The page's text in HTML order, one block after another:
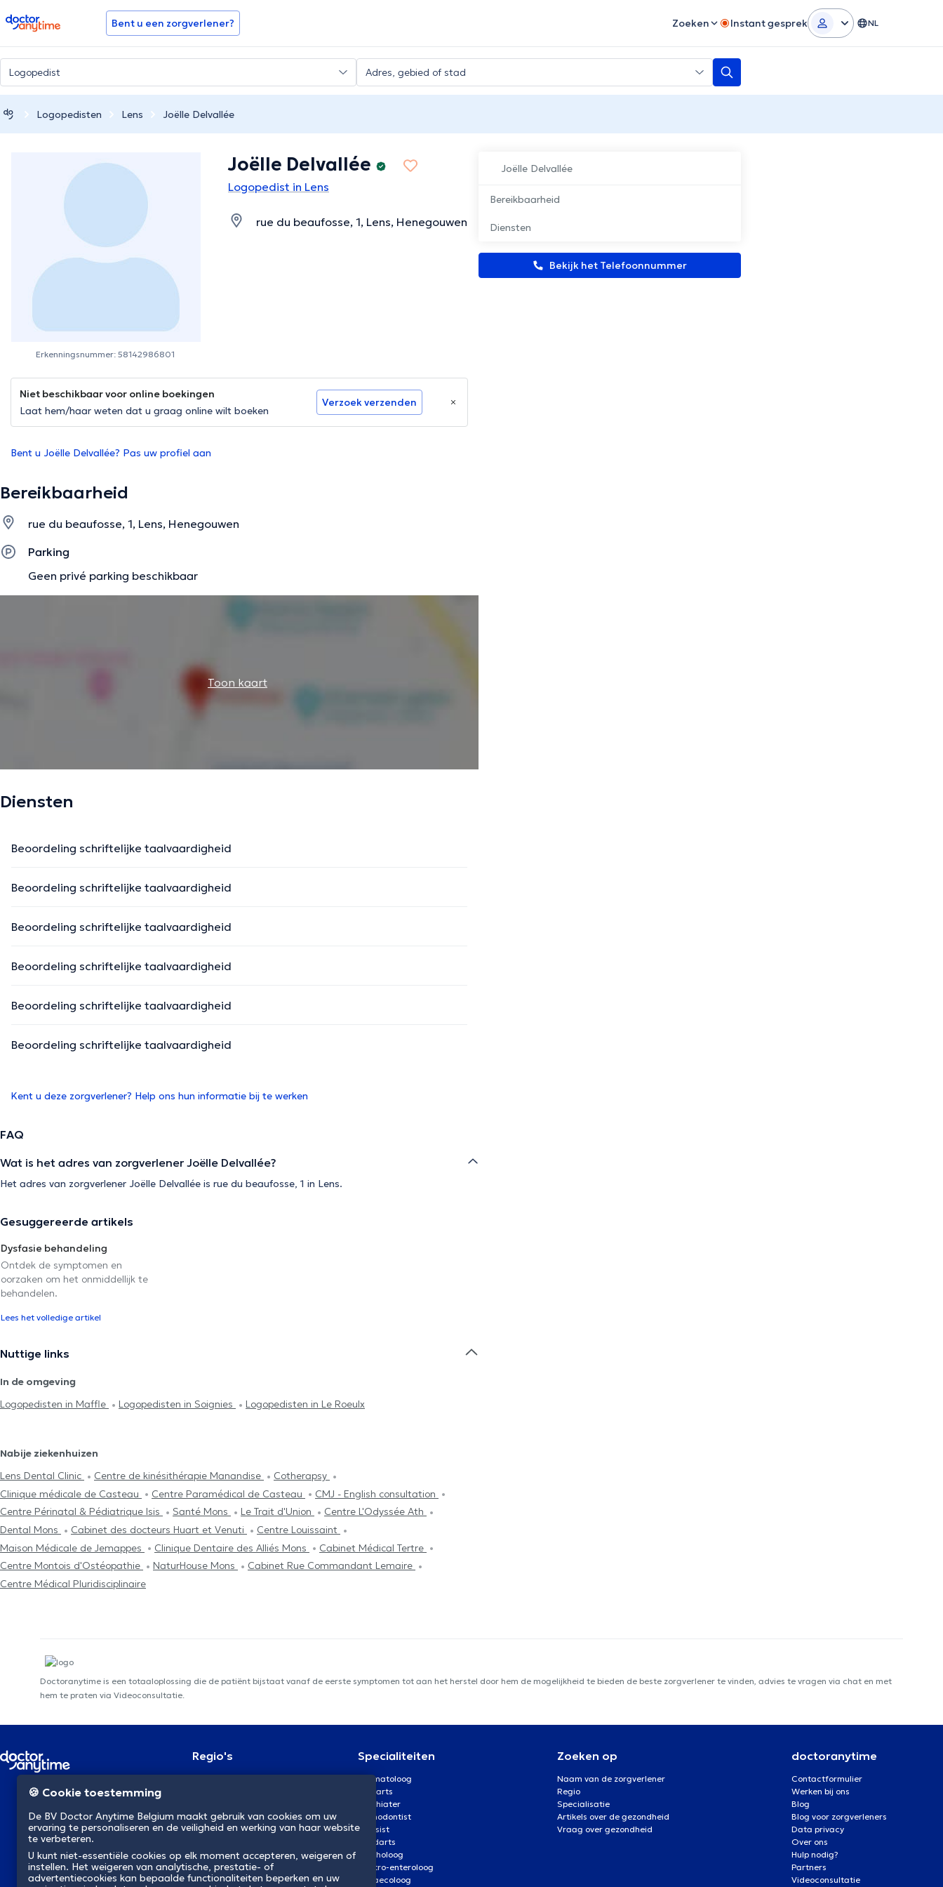
doctoranytime Bent u een zorgverlener? Zoeken Instant gesprek NL
Logopedisten Lens Joëlle Delvallée
Joëlle Delvallée
Bereikbaarheid
Diensten
Bekijk het Telefoonnummer
Erkenningsnummer: 58142986801
Joëlle Delvallée
Logopedist in Lens
rue du beaufosse, 1, Lens, Henegouwen
Niet beschikbaar voor online boekingen
Laat hem/haar weten dat u graag online wilt boeken
Verzoek verzenden
Bent u Joëlle Delvallée? Pas uw profiel aan
Bereikbaarheid
rue du beaufosse, 1, Lens, Henegouwen
Parking
Geen privé parking beschikbaar
Toon kaart
Diensten
Beoordeling schriftelijke taalvaardigheid
Beoordeling schriftelijke taalvaardigheid
Beoordeling schriftelijke taalvaardigheid
Beoordeling schriftelijke taalvaardigheid
Beoordeling schriftelijke taalvaardigheid
Beoordeling schriftelijke taalvaardigheid
Kent u deze zorgverlener? Help ons hun informatie bij te werken
FAQ
Wat is het adres van zorgverlener Joëlle Delvallée?
Het adres van zorgverlener Joëlle Delvallée is rue du beaufosse, 1 in Lens.
Gesuggereerde artikels
Dysfasie behandeling
Ontdek de symptomen en
oorzaken om het onmiddellijk te
behandelen.
Lees het volledige artikel
Nuttige links
In de omgeving
Logopedisten in Maffle
Logopedisten in Soignies Logopedisten in Le Roeulx
Nabije ziekenhuizen
Lens Dental Clinic
Centre de kinésithérapie Manandise
Cotherapsy
Clinique médicale de Casteau
Centre Paramédical de Casteau
CMJ - English consultation
Centre Périnatal & Pédiatrique Isis
Santé Mons Le Trait d'Union
Centre L'Odyssée Ath
Dental Mons
Cabinet des docteurs Huart et Venuti
Centre Louissaint
Maison Médicale de Jemappes
Clinique Dentaire des Alliés Mons
Cabinet Médical Tertre
Centre Μontois d'Ostéopathie
NaturHouse Mons
Cabinet Rue Commandant Lemaire
Centre Médical Pluridisciplinaire
Doctoranytime is een totaaloplossing die de patiënt bijstaat vanaf de eerste symptomen tot aan het herstel door hem de mogelijkheid te bieden de beste zorgverlener te vinden, advies te vragen via chat en met
hem te praten via Videoconsultatie.
NL
Regio's
Charleroi
Luik
Namen
Leuven
Mons
Specialiteiten
Dermatoloog
Oogarts
Psychiater
Orthodontist
Kinesist
Tandarts
Psycholoog
Gastro-enteroloog
Gynaecoloog
Zoeken op
Naam van de zorgverlener
Regio
Specialisatie
Artikels over de gezondheid
Vraag over gezondheid
doctoranytime
Contactformulier
Werken bij ons
Blog
Blog voor zorgverleners
Data privacy
Over ons
Hulp nodig?
Partners
Videoconsultatie
🍪 Cookie toestemming
De BV Doctor Anytime Belgium maakt gebruik van cookies om uw
ervaring te personaliseren en de veiligheid en werking van haar website
te verbeteren.
U kunt niet-essentiële cookies op elk moment accepteren, weigeren of
instellen. Het weigeren van analytische, prestatie- of
advertentiecookies kan bepaalde functionaliteiten beperken en uw